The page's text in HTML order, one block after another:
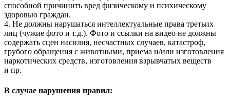
способной причинить вред физическому и психическому
здоровью граждан.
4. Не должны нарушаться интеллектуальные права третьих
лиц (чужие фото и т.д.). Фото и ссылки на видео не должны
содержать сцен насилия, несчастных случаев, катастроф,
грубого обращения с животными, приема и/или изготовления
наркотических средств, изготовления взрывчатых веществ
и пр.
В случае нарушения правил: